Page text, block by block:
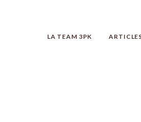
LA TEAM 3PK